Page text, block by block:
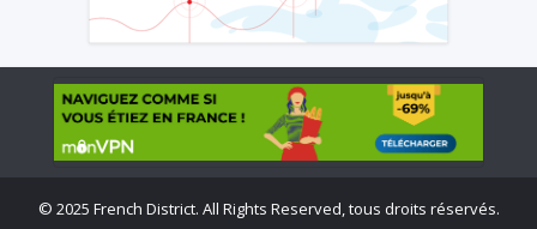
© 2025 French District. All Rights Reserved, tous droits réservés.